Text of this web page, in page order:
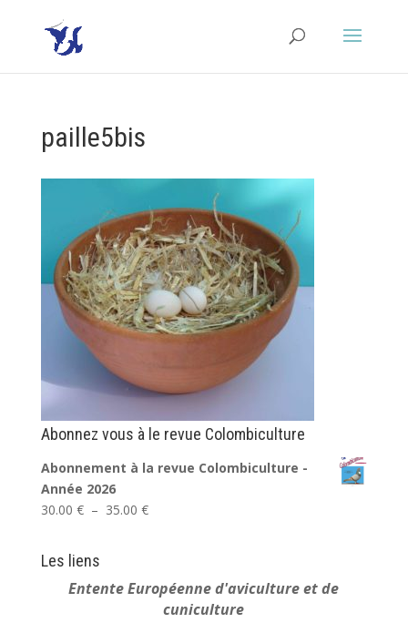
paille5bis
Abonnez vous à le revue Colombiculture
Abonnement à la revue Colombiculture -
Année 2026
30.00 € – 35.00 €Plage
à
35.00 €
Les liens
Entente Européenned'aviculture et de
cuniculture